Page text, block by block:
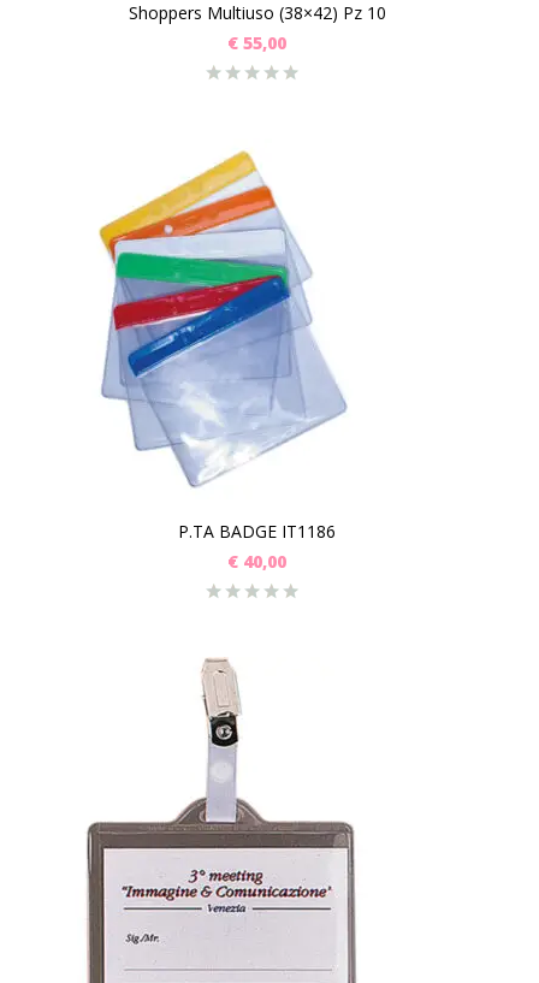
Shoppers Multiuso (38×42) Pz 10
€ 55,00
P.TA BADGE IT1186
€ 40,00